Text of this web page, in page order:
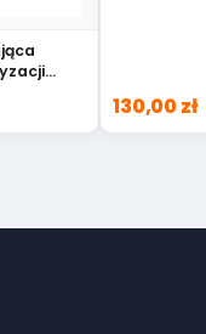
35010
130,00 zł